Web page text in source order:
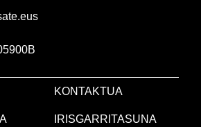
KONTAKTUA
IRISGARRITASUNA